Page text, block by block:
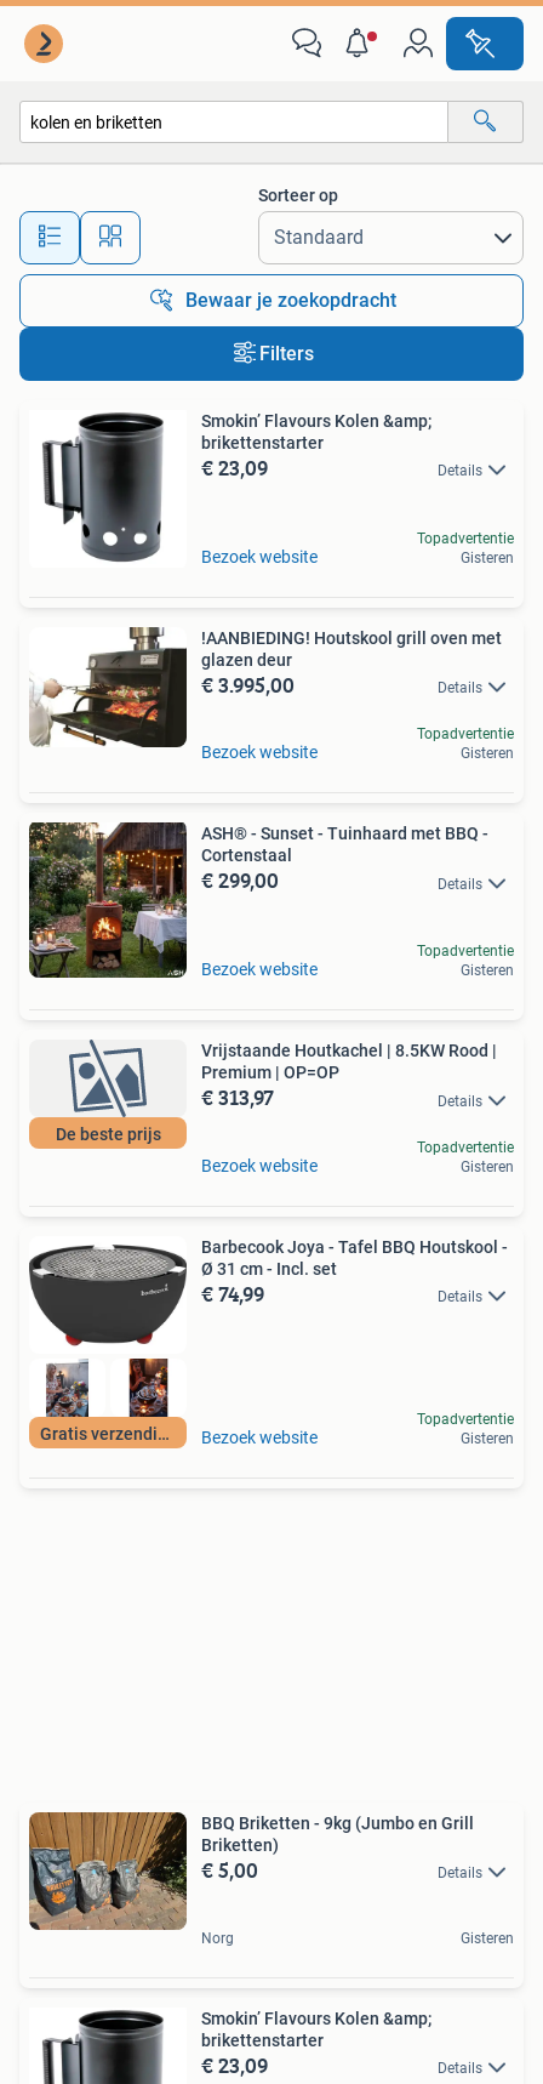
Alle afstanden…
Sorteer op
Bewaar je zoekopdracht
Filters
Smokin’ Flavours Kolen &amp;
brikettenstarter
€ 23,09 Details
Bezoek website
Topadvertentie
Gisteren
!AANBIEDING! Houtskool grill oven met
glazen deur
€ 3.995,00 Details
Bezoek website
Topadvertentie
Gisteren
ASH® - Sunset - Tuinhaard met BBQ -
Cortenstaal
€ 299,00 Details
Bezoek website
Topadvertentie
Gisteren
De beste prijs
Vrijstaande Houtkachel | 8.5KW Rood |
Premium | OP=OP
€ 313,97 Details
Bezoek website
Topadvertentie
Gisteren
Gratis verzending
Barbecook Joya - Tafel BBQ Houtskool -
Ø 31 cm - Incl. set
€ 74,99 Details
Bezoek website
Topadvertentie
Gisteren
BBQ Briketten - 9kg (Jumbo en Grill
Briketten)
€ 5,00 Details
Norg Gisteren
Smokin’ Flavours Kolen &amp;
brikettenstarter
€ 23,09 Details